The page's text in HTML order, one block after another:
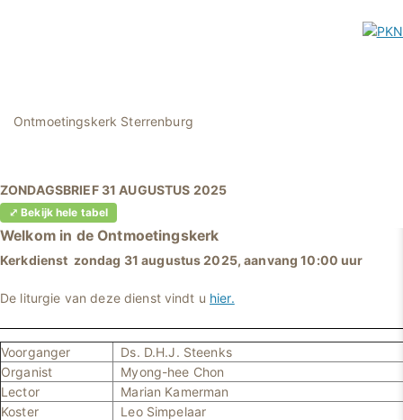
Ontmoetingskerk Sterrenburg
ZONDAGSBRIEF 31 AUGUSTUS 2025
⤢ Bekijk hele tabel
Welkom in de Ontmoetingskerk
Kerkdienst zondag 31 augustus 2025, aanvang 10:00 uur
De liturgie van deze dienst vindt u hier.
Voorganger
Ds. D.H.J. Steenks
Organist
Myong-hee Chon
Lector
Marian Kamerman
Koster
Leo Simpelaar